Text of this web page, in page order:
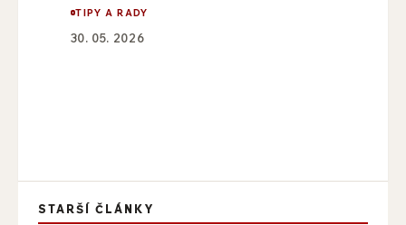
TIPY A RADY
30. 05. 2026
STARŠÍ ČLÁNKY